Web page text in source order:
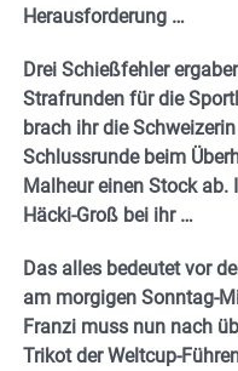
Herausforderung …
Drei Schießfehler
Strafrunden für die
brach ihr die
Schlussrunde beim
Malheur einen Stock
Häcki-Groß bei ihr …
Das alles bedeutet vor
am morgigen Sonntag-
Franzi muss nun nach
Trikot der Weltcup-